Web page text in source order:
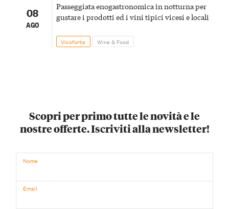
08
AGO
Passeggiata enogastronomica in notturna per
gustare i prodotti ed i vini tipici vicesi e locali
Vicoforte Wine & Food
Scopri per primo tutte le novità e le
nostre offerte. Iscriviti alla newsletter!
Nome
Email